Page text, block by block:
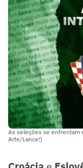
As seleções se enfrentam
Arte/Lance!)